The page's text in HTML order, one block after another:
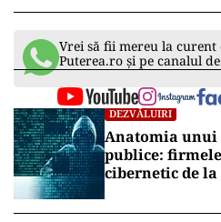
Vrei să fii mereu la
Puterea.ro și pe canalul
DEZVĂLUIRI
Anatomia unui
publice:
cibernetic de la